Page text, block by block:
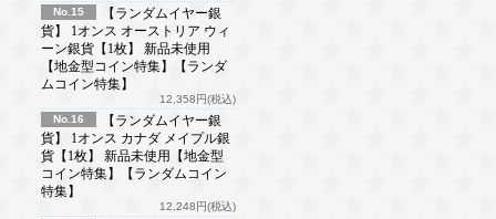
No.15
【ランダムイヤー銀
貨】 1オンス オーストリア ウィ
ーン銀貨【1枚】 新品未使用
【地金型コイン特集】【ランダ
ムコイン特集】
12,358円(税込)
No.16
【ランダムイヤー銀
貨】 1オンス カナダ メイプル銀
貨【1枚】 新品未使用【地金型
コイン特集】【ランダムコイン
特集】
12,248円(税込)